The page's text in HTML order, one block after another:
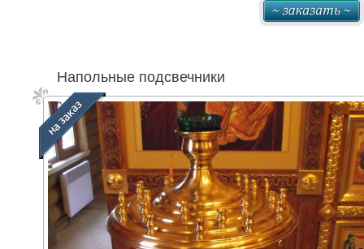
Напольные подсвечники